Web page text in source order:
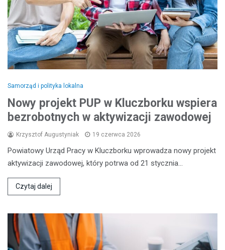
Samorząd i polityka lokalna
Nowy projekt PUP w Kluczborku wspiera
bezrobotnych w aktywizacji zawodowej
Krzysztof Augustyniak 19 czerwca 2026
Powiatowy Urząd Pracy w Kluczborku wprowadza nowy projekt
aktywizacji zawodowej, który potrwa od 21 stycznia…
Czytaj dalej